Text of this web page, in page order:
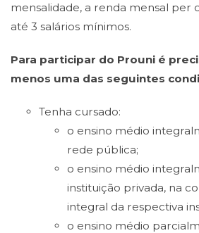
mensalidade, a renda mensal per
até 3 salários mínimos.
Para participar do Prouni é
menos uma das seguintes
Tenha cursado:
o ensino médio
rede pública;
o ensino médio
instituição privada, na
integral da respectiva
o ensino médio